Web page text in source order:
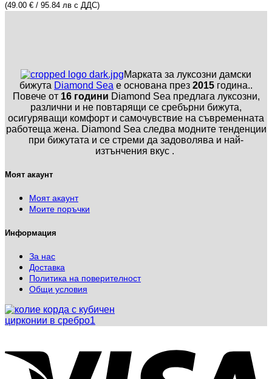
(49.00 € / 95.84 лв с ДДС)
Марката за луксозни дамски
бижута Diamond Sea е основана през 2015 година..
Повече от 16 години Diamond Sea предлага луксозни,
различни и не повтарящи се сребърни бижута,
осигуряващи комфорт и самочувствие на съвременната
работеща жена. Diamond Sea следва модните тенденции
при бижутата и се стреми да задоволява и най-
изтънчения вкус .
Моят акаунт
Моят акаунт
Моите поръчки
Информация
За нас
Доставка
Политика на поверителност
Общи условия